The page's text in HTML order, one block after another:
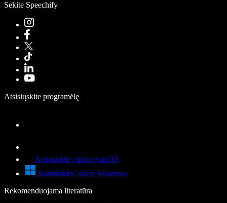
Sekite Speechify
Atsisiųskite programėlę
Atsisiųskite, skirta macOS
Atsisiųskite, skirta Windows
Rekomenduojama literatūra